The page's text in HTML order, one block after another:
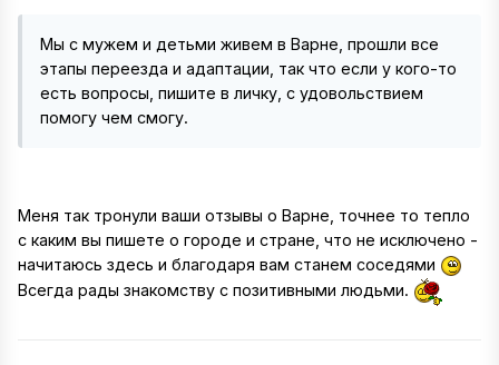
Мы с мужем и детьми живем в Варне, прошли все
этапы переезда и адаптации, так что если у кого-то
есть вопросы, пишите в личку, с удовольствием
помогу чем смогу.
Меня так тронули ваши отзывы о Варне, точнее то тепло
с каким вы пишете о городе и стране, что не исключено -
начитаюсь здесь и благодаря вам станем соседями
Всегда рады знакомству с позитивными людьми.